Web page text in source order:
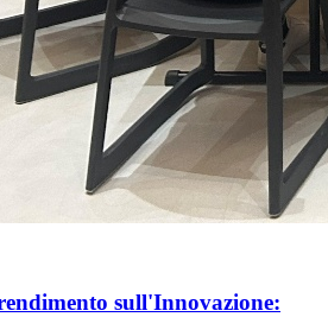
sull'Innovazione: